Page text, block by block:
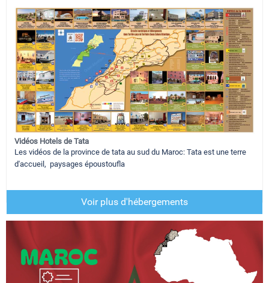
Vidéos Hotels de Tata
Les vidéos de la province de tata au sud du Maroc: Tata est une terre
d'accueil, paysages époustoufla
Voir plus d'hébergements